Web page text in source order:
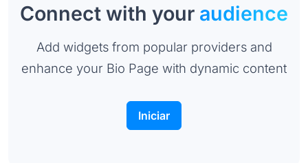
Connect with your audience
Add widgets from popular providers and
enhance your Bio Page with dynamic content
Iniciar